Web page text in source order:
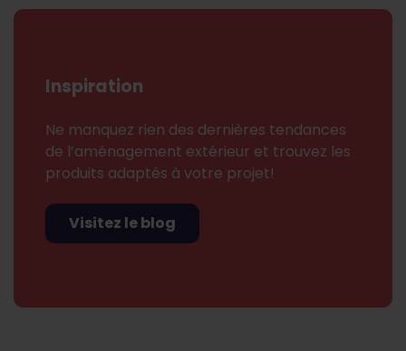
Inspiration
Ne manquez rien des dernières tendances
de l’aménagement extérieur et trouvez les
produits adaptés à votre projet!
Visitez le blog